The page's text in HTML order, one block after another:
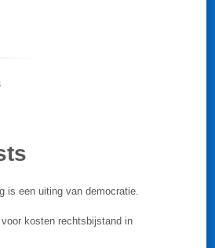
is een uiting van democratie.
kosten rechtsbijstand in